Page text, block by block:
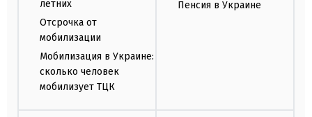
летних
Отсрочка от
мобилизации
Мобилизация в Украине:
сколько человек
мобилизует ТЦК
Пенсия в Украине